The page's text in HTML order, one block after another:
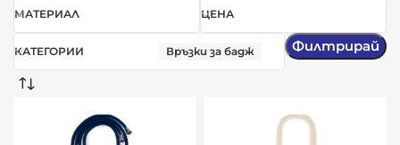
МАТЕРИАЛ ЦЕНА
КАТЕГОРИИ Връзки за бадж Филтрирай